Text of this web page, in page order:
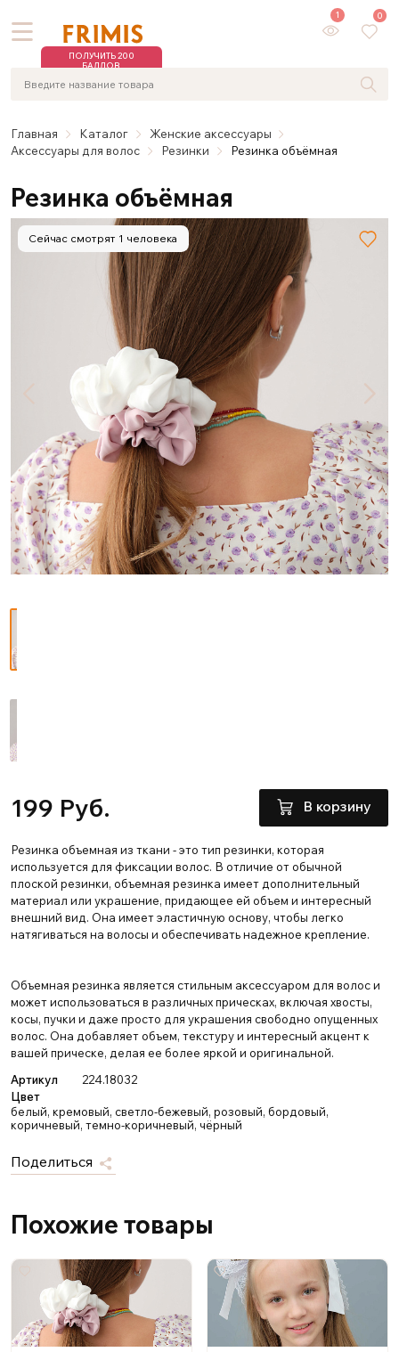
ПОЛУЧИТЬ 200
БАЛЛОВ
1 0
Главная Каталог
Женские аксессуары
Аксессуары для волос
Резинки Резинка объёмная
Резинка объёмная
Сейчас смотрят 1 человека
199 Руб. В корзину
Резинка объемная из ткани - это тип резинки, которая
используется для фиксации волос. В отличие от обычной
плоской резинки, объемная резинка имеет дополнительный
материал или украшение, придающее ей объем и интересный
внешний вид. Она имеет эластичную основу, чтобы легко
натягиваться на волосы и обеспечивать надежное крепление.
Объемная резинка является стильным аксессуаром для волос и
может использоваться в различных прическах, включая хвосты,
косы, пучки и даже просто для украшения свободно опущенных
волос. Она добавляет объем, текстуру и интересный акцент к
вашей прическе, делая ее более яркой и оригинальной.
Артикул
224.18032
Цвет
белый, кремовый, светло-бежевый, розовый, бордовый,
коричневый, темно-коричневый, чёрный
Поделиться
Похожие товары